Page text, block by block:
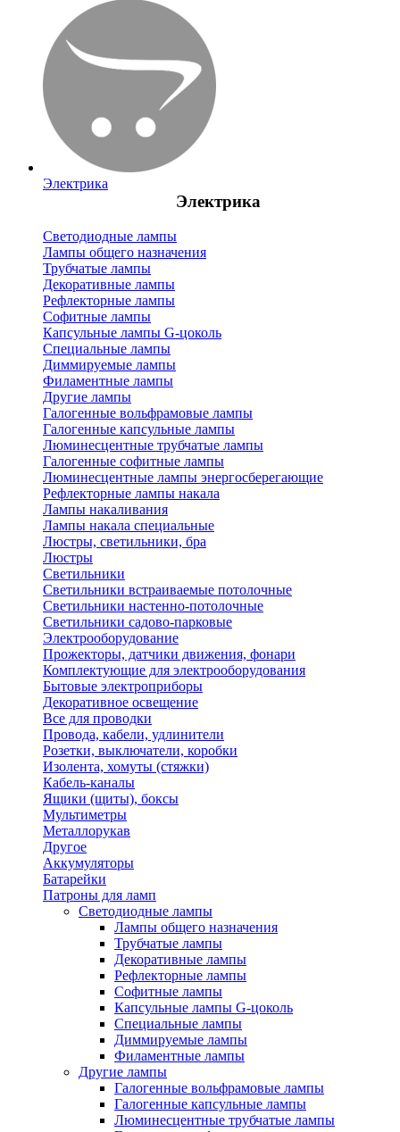
Электрика
Электрика
Светодиодные лампы
Лампы общего назначения
Трубчатые лампы
Декоративные лампы
Рефлекторные лампы
Софитные лампы
Капсульные лампы G-цоколь
Специальные лампы
Диммируемые лампы
Филаментные лампы
Другие лампы
Галогенные вольфрамовые лампы
Галогенные капсульные лампы
Люминесцентные трубчатые лампы
Галогенные софитные лампы
Люминесцентные лампы энергосберегающие
Рефлекторные лампы накала
Лампы накаливания
Лампы накала специальные
Люстры, светильники, бра
Люстры
Светильники
Светильники встраиваемые потолочные
Светильники настенно-потолочные
Светильники садово-парковые
Электрооборудование
Прожекторы, датчики движения, фонари
Комплектующие для электрооборудования
Бытовые электроприборы
Декоративное освещение
Все для проводки
Провода, кабели, удлинители
Розетки, выключатели, коробки
Изолента, хомуты (стяжки)
Кабель-каналы
Ящики (щиты), боксы
Мультиметры
Металлорукав
Другое
Аккумуляторы
Батарейки
Патроны для ламп
Светодиодные лампы
Лампы общего назначения
Трубчатые лампы
Декоративные лампы
Рефлекторные лампы
Софитные лампы
Капсульные лампы G-цоколь
Специальные лампы
Диммируемые лампы
Филаментные лампы
Другие лампы
Галогенные вольфрамовые лампы
Галогенные капсульные лампы
Люминесцентные трубчатые лампы